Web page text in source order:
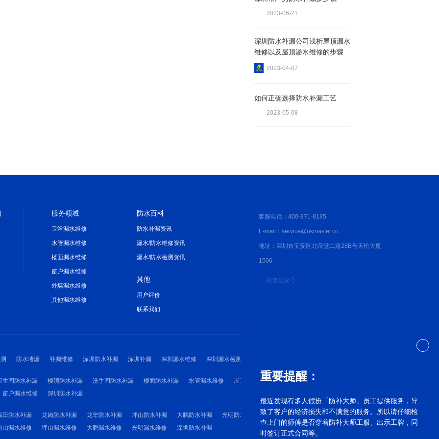
2023-06-21
深圳防水补漏公司浅析屋顶漏水
维修以及屋顶渗水维修的步骤
2023-04-07
如何正确选择防水补漏工艺
2023-05-08
服务领域
卫浴漏水维修
水管漏水维修
楼面漏水维修
窗户漏水维修
外墙漏水维修
其他漏水维修
防水百科
防水补漏资讯
漏水/防水维修资讯
漏水/防水检测资讯
其他
用户评价
联系我们
客服电话：400-871-8185
E-mail：service@okmaster.co
地址：深圳市宝安区北帝堂二路28B号天松大厦
1506
微信公众号
防水堵漏 补漏维修 深圳防水补漏 深圳补漏 深圳漏水维修 深圳漏水检测
生间防水补漏 楼顶防水补漏 洗手间防水补漏 楼面防水补漏 水管漏水维修 屋顶漏水维修 外墙漏水维修
窗户漏水维修
深圳防水补漏
田防水补漏 龙岗防水补漏 龙华防水补漏 坪山防水补漏 大鹏防水补漏 光明防水补漏 罗湖漏水维修
宝安漏水维修
山漏水维修
坪山漏水维修 大鹏漏水维修 光明漏水维修 深圳防水补漏
重要提醒：
最近发现有多人假扮「防补大师」员工提供服务，导
致了客户的经济损失和不满意的服务。所以请仔细检
查上门的师傅是否穿着防补大师工服、出示工牌，同
时签订正式合同等。